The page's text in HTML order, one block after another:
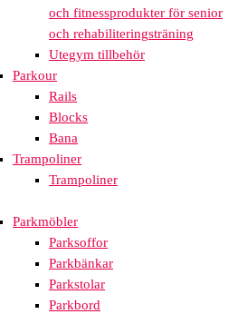
och fitnessprodukter för senior
och rehabiliteringsträning
Utegym tillbehör
Parkour
Rails
Blocks
Bana
Trampoliner
Trampoliner
Parkmöbler
Parksoffor
Parkbänkar
Parkstolar
Parkbord